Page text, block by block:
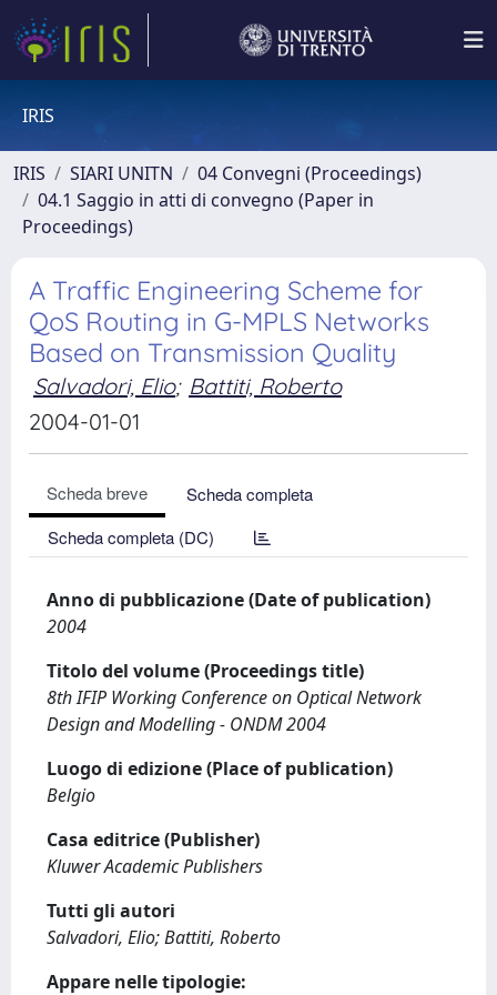
IRIS
IRIS SIARI UNITN
04 Convegni (Proceedings)
04.1 Saggio in atti di convegno (Paper in
Proceedings)
A Traffic Engineering Scheme for
QoS Routing in G-MPLS Networks
Based on Transmission Quality
Salvadori, Elio; Battiti, Roberto
2004-01-01
Scheda breve
Scheda completa
Scheda completa (DC)
Anno di pubblicazione (Date of publication)
2004
Titolo del volume (Proceedings title)
8th IFIP Working Conference on Optical Network
Design and Modelling - ONDM 2004
Luogo di edizione (Place of publication)
Belgio
Casa editrice (Publisher)
Kluwer Academic Publishers
Tutti gli autori
Salvadori, Elio; Battiti, Roberto
Appare nelle tipologie: